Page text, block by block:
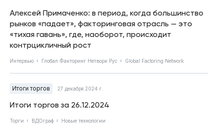
Алексей Примаченко: в период, когда большинство
рынков «падает», факторинговая отрасль — это
«тихая гавань», где, наоборот, происходит
контрцикличный рост
Интервью Глобал Факторинг Нетворк Рус Global Factoring Network
Итоги торгов 27 декабря 2024 г.
Итоги торгов за 26.12.2024
Торги ВДОграф Новые технологии